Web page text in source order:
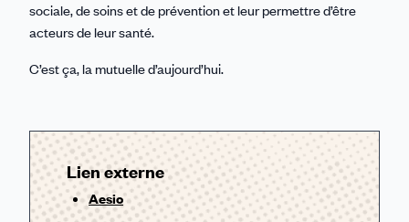
sociale, de soins et de prévention et leur permettre d’être
acteurs de leur santé.
C’est ça, la mutuelle d’aujourd’hui.
Lien externe
Aesio